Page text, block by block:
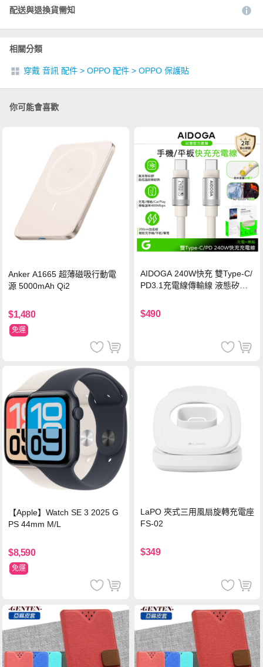
配送與退換貨需知
相關分類
穿戴 音訊 配件 > OPPO 配件 > OPPO 保護貼
你可能會喜歡
Anker A1665 超薄磁吸行動電
源 5000mAh Qi2
$1,480
免運
AIDOGA 240W快充 雙Type-C/
PD3.1充電線傳輸線 液態矽膠
機/平板/筆電
$490
【Apple】Watch SE 3 2025 G
PS 44mm M/L
$8,590
免運
LaPO 夾式三用風扇旋轉充電座
FS-02
$349